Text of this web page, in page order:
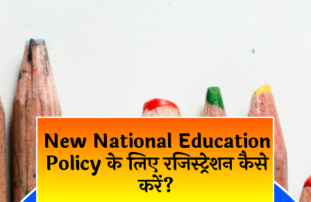
New National Education
Policy के लिए रजिस्ट्रेशन कैसे
करें?